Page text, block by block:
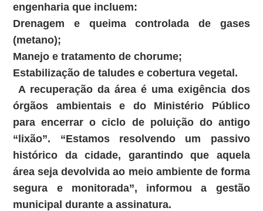
engenharia que incluem:
Drenagem e queima controlada de gases
(metano);
Manejo e tratamento de chorume;
Estabilização de taludes e cobertura vegetal.
A recuperação da área é uma exigência dos
órgãos ambientais e do Ministério Público
para encerrar o ciclo de poluição do antigo
“lixão”. “Estamos resolvendo um passivo
histórico da cidade, garantindo que aquela
área seja devolvida ao meio ambiente de forma
segura e monitorada”, informou a gestão
municipal durante a assinatura.